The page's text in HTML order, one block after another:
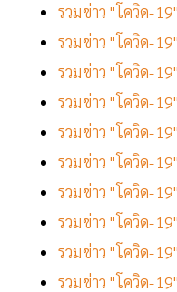
รวมข่าว "โควิด-
รวมข่าว "โควิด-
รวมข่าว "โควิด-
รวมข่าว "โควิด-
รวมข่าว "โควิด-
รวมข่าว "โควิด-
รวมข่าว "โควิด-
รวมข่าว "โควิด-
รวมข่าว "โควิด-
รวมข่าว "โควิด-